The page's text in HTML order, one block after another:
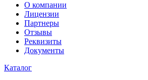
О компании
Лицензии
Партнеры
Отзывы
Реквизиты
Документы
Каталог